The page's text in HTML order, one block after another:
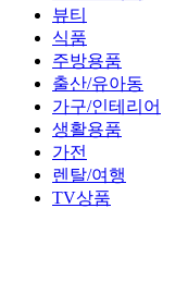
뷰티
식품
주방용품
출산/유아동
가구/인테리어
생활용품
가전
렌탈/여행
TV상품